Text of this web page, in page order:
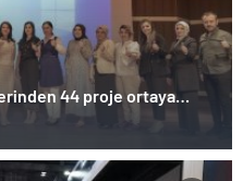
44 proje ortaya